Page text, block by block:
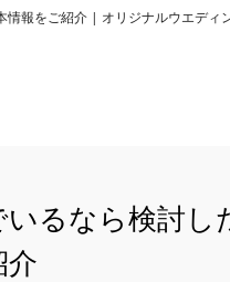
報をご紹介 | オリジナルウエデ
るなら検討
介